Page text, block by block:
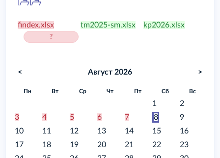
findex.xlsx
?
tm2025-sm.xlsx kp2026.xlsx
< Август 2026 >
Пн Вт Ср Чт Пт Сб Вс
1
2
3
4 5 6 7 8
9
10
11 12 13 14 15
16
17
18 19 20 21 22
23